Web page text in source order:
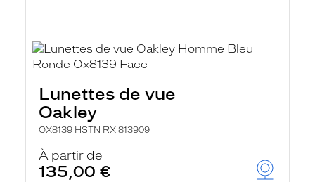
Lunettes de vue
Oakley
OX8139 HSTN RX 813909
À partir de
135,00 €